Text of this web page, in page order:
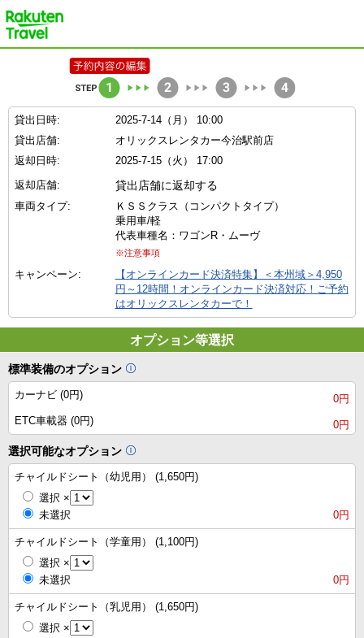
貸出日時:
2025-7-14（月） 10:00
貸出店舗:
オリックスレンタカー今治駅前店
返却日時:
2025-7-15（火） 17:00
返却店舗:
貸出店舗に返却する
車両タイプ:
ＫＳＳクラス（コンパクトタイプ）
乗用車/軽
代表車種名：ワゴンR・ムーヴ
※注意事項
キャンペーン:
【オンラインカード決済特集】＜本州域＞4,950
円～12時間！オンラインカード決済対応！ご予約
はオリックスレンタカーで！
オプション等選択
標準装備のオプション
カーナビ (0円)
0円
ETC車載器 (0円)
0円
選択可能なオプション
チャイルドシート（幼児用） (1,650円)
選択 ×
未選択
0円
チャイルドシート（学童用） (1,100円)
選択 ×
未選択
0円
チャイルドシート（乳児用） (1,650円)
選択 ×